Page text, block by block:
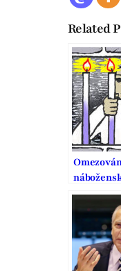
Related